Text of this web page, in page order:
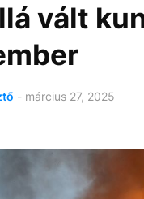
vált
- március 27, 2025